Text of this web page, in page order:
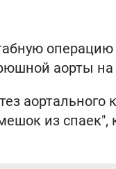
операцию
аорты на
аортального
из спаек",